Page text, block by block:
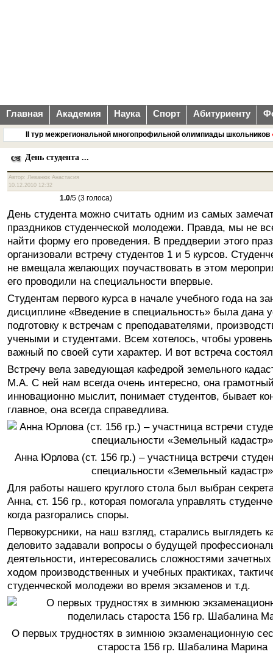
Главная Академия Наука Спорт Абитуриенту
II тур межрегиональной многопрофильной олимпиады школьников
День студента ...
Автор: Леванюк Анастасия
10.12.2010 12:32
1.0/5 (3 голоса)
День студента можно считать одним из самых
праздников студенческой молодежи. Правда, мы не
найти форму его проведения. В преддверии этого
организовали встречу студентов 1 и 5 курсов.
не вмещала желающих поучаствовать в этом
его проводили на специальности впервые.
Студентам первого курса в начале учебного года на
дисциплине «Введение в специальность» была дана
подготовку к встречам с преподавателями,
учеными и студентами. Всем хотелось, чтобы
важный по своей сути характер. И вот встреча
Встречу вела заведующая кафедрой земельного
М.А. С ней нам всегда очень интересно, она
инновационно мыслит, понимает студентов, бывает
главное, она всегда справедлива.
Анна Юрлова (ст. 156 гр.) – участница встречи
специальности «Земельный кадастр»
Для работы нашего круглого стола был выбран
Анна, ст. 156 гр., которая помогала управлять
когда разгорались споры.
Первокурсники, на наш взгляд, старались выглядеть
деловито задавали вопросы о будущей
деятельности, интересовались сложностями
ходом производственных и учебных практиках,
студенческой молодежи во время экзаменов и т.д.
О первых трудностях в зимнюю экзаменационную
староста 156 гр. Шабалина Марина